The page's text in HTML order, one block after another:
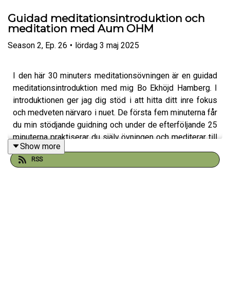
Guidad meditationsintroduktion och
meditation med Aum OHM
Season 2, Ep. 26 • lördag 3 maj 2025
I den här 30 minuters meditationsövningen är en guidad
meditationsintroduktion med mig Bo Ekhöjd Hamberg. I
introduktionen ger jag dig stöd i att hitta ditt inre fokus
och medveten närvaro i nuet. De första fem minuterna får
du min stödjande guidning och under de efterföljande 25
minuterna praktiserar du själv övningen och mediterar till
ljudet av tibetanska klangskålar och av tibetanska munkar
som reciterar mantrat
Show more
RSS